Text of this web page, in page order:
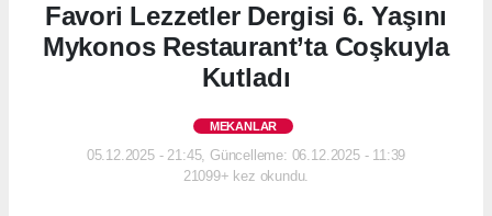
Favori Lezzetler Dergisi 6. Yaşını
Mykonos Restaurant’ta Coşkuyla
Kutladı
MEKANLAR
05.12.2025 - 21:45, Güncelleme: 06.12.2025 - 11:39
21099+ kez okundu.